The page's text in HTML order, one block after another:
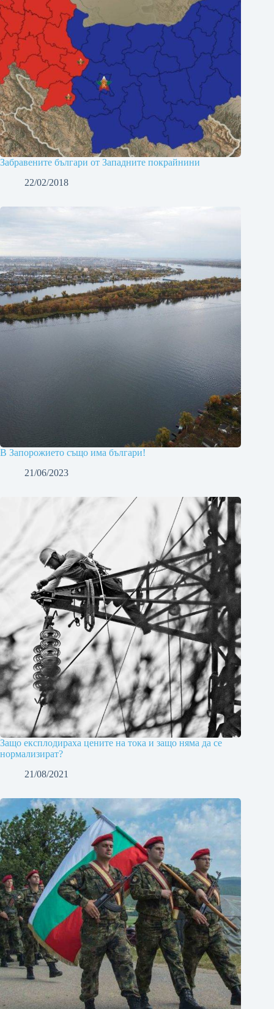
Забравените българи от Западните покрайнини
22/02/2018
В Запорожието също има българи!
21/06/2023
Защо експлодираха цените на тока и защо няма да се
нормализират?
21/08/2021